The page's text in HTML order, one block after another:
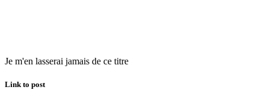
Je m'en lasserai jamais de ce titre
Link to post